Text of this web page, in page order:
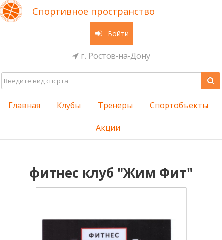
Спортивное пространство
Войти
г. Ростов-на-Дону
Главная Клубы Тренеры Спортобъекты
Акции
фитнес клуб "Жим Фит"